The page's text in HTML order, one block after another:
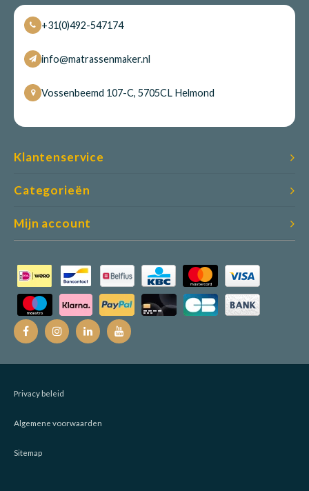
+31(0)492-547174
info@matrassenmaker.nl
Vossenbeemd 107-C, 5705CL Helmond
Categorieën
Klantenservice
Mijn account
Privacy beleid
Algemene voorwaarden
Sitemap